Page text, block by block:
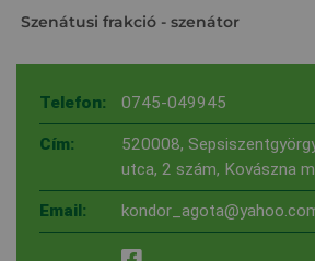
Szenátusi frakció - szenátor
Telefon: 0745-049945
Cím:
520008,
utca, 2 szám, Kovászna
Email: